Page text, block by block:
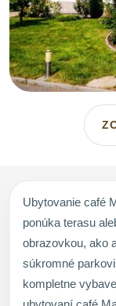
Ubytovanie café
ponúka terasu
obrazovkou, ako
súkromné
kompletne